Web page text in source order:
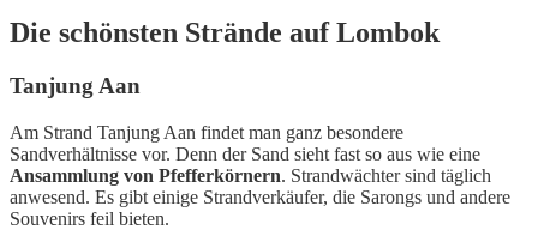
Die schönsten Strände auf Lombok
Tanjung Aan
Am Strand Tanjung Aan findet man ganz besondere
Sandverhältnisse vor. Denn der Sand sieht fast so aus wie eine
Ansammlung von Pfefferkörnern. Strandwächter sind täglich
anwesend. Es gibt einige Strandverkäufer, die Sarongs und andere
Souvenirs feil bieten.